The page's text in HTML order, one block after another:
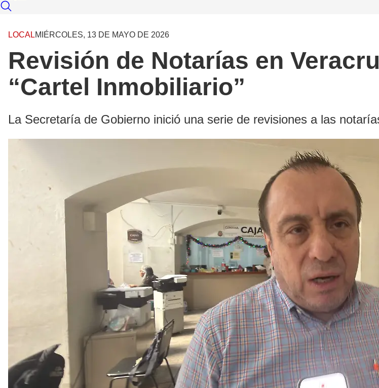
LOCALMIÉRCOLES, 13 DE MAYO DE 2026
Revisión de Notarías en
“Cartel Inmobiliario”
La Secretaría de Gobierno inició una serie de revisiones a las